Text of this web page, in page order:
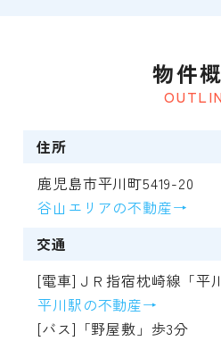
物件
住所
鹿児島市平川町5419-20
谷山エリアの不動産→
交通
[電車]ＪＲ指宿枕崎線「平
平川駅の不動産→
[バス]「野屋敷」歩3分